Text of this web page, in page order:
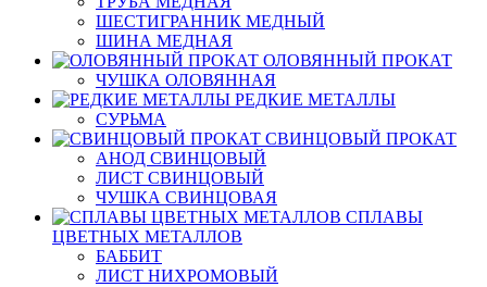
ШЕСТИГРАННИК МЕДНЫЙ
ШИНА МЕДНАЯ
ОЛОВЯННЫЙ ПРОКАТ
ЧУШКА ОЛОВЯННАЯ
РЕДКИЕ МЕТАЛЛЫ
СУРЬМА
СВИНЦОВЫЙ ПРОКАТ
АНОД СВИНЦОВЫЙ
ЛИСТ СВИНЦОВЫЙ
ЧУШКА СВИНЦОВАЯ
СПЛАВЫ
ЦВЕТНЫХ МЕТАЛЛОВ
БАББИТ
ЛИСТ НИХРОМОВЫЙ